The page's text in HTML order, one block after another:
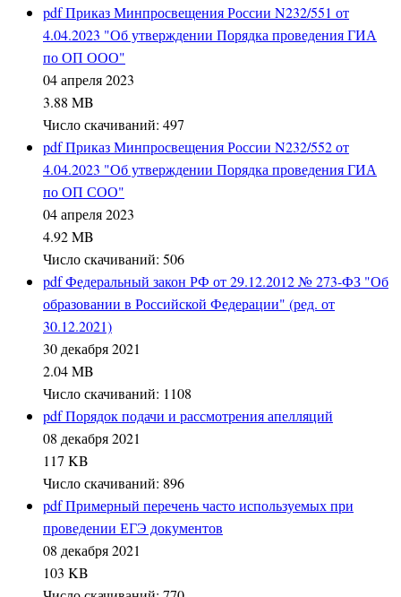
pdfПриказ Минпросвещения России N232/551 от
4.04.2023 "Об утверждении Порядка проведения ГИА
по ОП ООО"
04 апреля 2023
3.88 MB
Число скачиваний: 497
pdfПриказ Минпросвещения России N232/552 от
4.04.2023 "Об утверждении Порядка проведения ГИА
по ОП СОО"
04 апреля 2023
4.92 MB
Число скачиваний: 506
pdfФедеральный закон РФ от 29.12.2012 № 273-ФЗ "Об
образовании в Российской Федерации" (ред. от
30.12.2021)
30 декабря 2021
2.04 MB
Число скачиваний: 1108
pdfПорядок подачи и рассмотрения апелляций
08 декабря 2021
117 KB
Число скачиваний: 896
pdfПримерный перечень часто используемых при
проведении ЕГЭ документов
08 декабря 2021
103 KB